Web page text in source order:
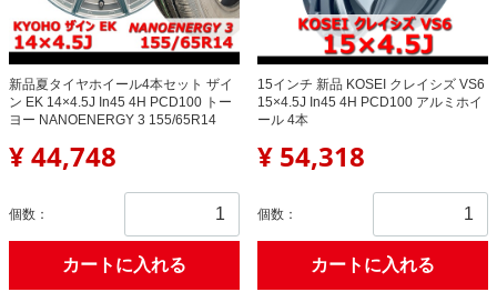
新品夏タイヤホイール4本セット ザイ
ン EK 14×4.5J In45 4H PCD100 トー
ヨー NANOENERGY 3 155/65R14
¥ 44,748
個数：
カートに入れる
15インチ 新品 KOSEI クレイシズ VS6
15×4.5J In45 4H PCD100 アルミホイ
ール 4本
¥ 54,318
個数：
カートに入れる